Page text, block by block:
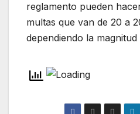
reglamento pueden
multas que van de 20 a
dependiendo la magnitud